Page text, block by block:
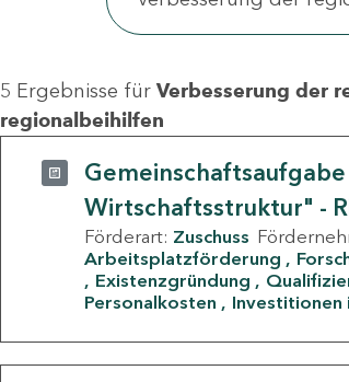
5 Ergebnisse für Verbesserung der
regionalbeihilfen
Wirtschaftsstruktur" -
Förderart: Zuschuss
Arbeitsplatzförderung
Existenzgründung
Personalkosten
Investitionen